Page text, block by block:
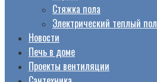
Стяжка пола
Электрический теплый пол
Новости
Печь в доме
Проекты вентиляции